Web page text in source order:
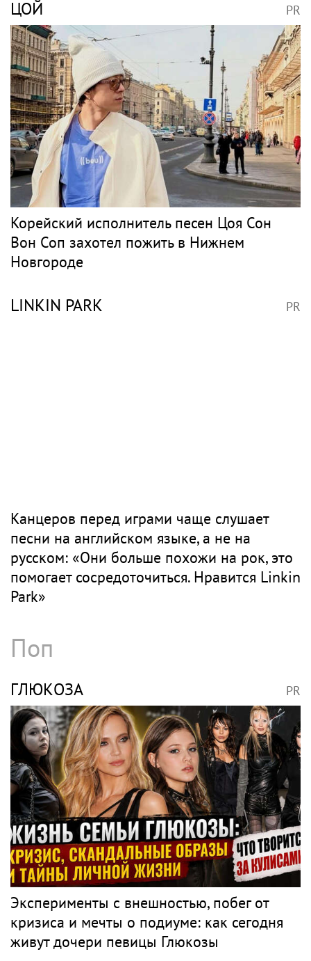
ЦОЙ PR
Корейский исполнитель песен Цоя Сон
Вон Соп захотел пожить в Нижнем
Новгороде
LINKIN PARK PR
Канцеров перед играми чаще слушает
песни на английском языке, а не на
русском: «Они больше похожи на рок, это
помогает сосредоточиться. Нравится Linkin
Park»
Поп
ГЛЮКОЗА PR
Эксперименты с внешностью, побег от
кризиса и мечты о подиуме: как сегодня
живут дочери певицы Глюкозы